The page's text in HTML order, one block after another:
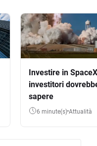
Investire in
investitori
sapere
6 minute(s) Attualità